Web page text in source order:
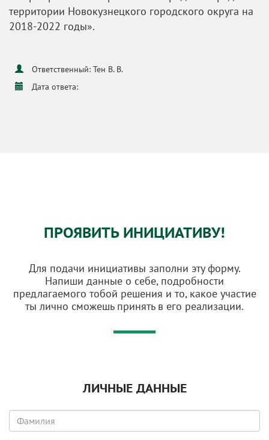
территории Новокузнецкого городского округа на
2018-2022 годы».
Ответственный: Тен В. В.
Дата ответа:
ПРОЯВИТЬ ИНИЦИАТИВУ!
Для подачи инициативы заполни эту форму.
Напиши данные о себе, подробности
предлагаемого тобой решения и то, какое участие
ты лично сможешь принять в его реализации.
ЛИЧНЫЕ ДАННЫЕ
Фамилия